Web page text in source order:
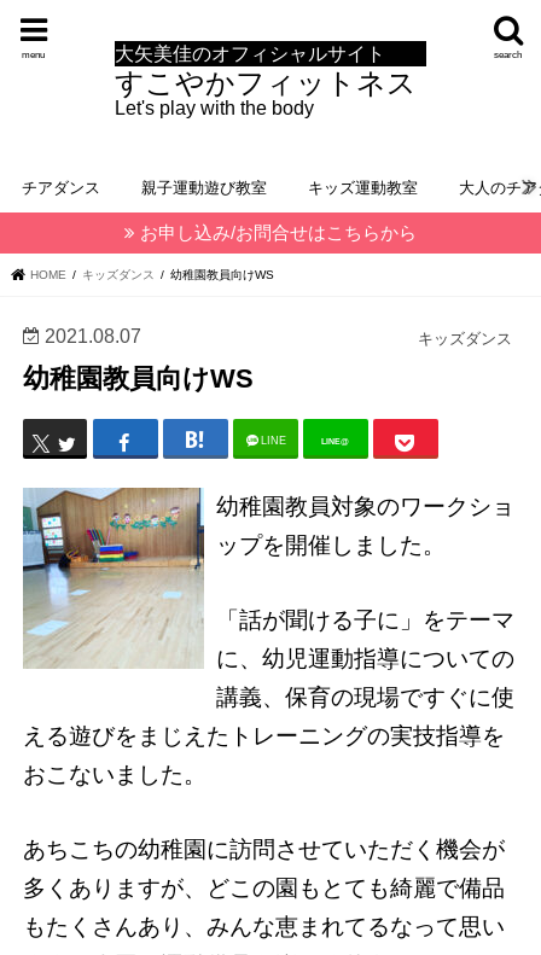
大矢美佳のオフィシャルサイト
すこやかフィットネス
Let's play with the body
search
menu
チアダンス 親子運動遊び教室 キッズ運動教室 大人のチ
お申し込み/お問合せはこちらから
HOME キッズダンス 幼稚園教員向けWS
キッズダンス
2021.08.07
幼稚園教員向けWS
LINE LINE@
幼稚園教員対象のワークショ
ップを開催しました。
「話が聞ける子に」をテーマ
に、幼児運動指導についての
講義、保育の現場ですぐに使
える遊びをまじえたトレーニングの実技指導を
おこないました。
あちこちの幼稚園に訪問させていただく機会が
多くありますが、どこの園もとても綺麗で備品
もたくさんあり、みんな恵まれてるなって思い